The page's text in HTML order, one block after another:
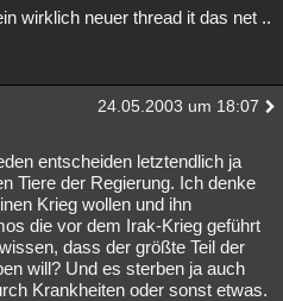
wirklich neuer thread it das net ..
24.05.2003 um 18:07
entscheiden letztendlich ja
Tiere der Regierung. Ich denke
Krieg wollen und ihn
die vor dem Irak-Krieg geführt
dass der größte Teil der
will? Und es sterben ja auch
Krankheiten oder sonst etwas.